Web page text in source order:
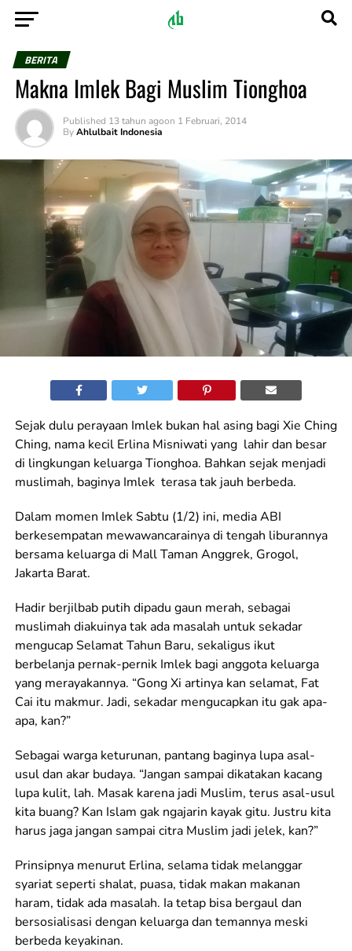
BERITA
Makna Imlek Bagi Muslim Tionghoa
Published 13 tahun agoon 1 Februari, 2014
By Ahlulbait Indonesia
Sejak dulu perayaan Imlek bukan hal asing bagi Xie Ching
Ching, nama kecil Erlina Misniwati yang lahir dan besar
di lingkungan keluarga Tionghoa. Bahkan sejak menjadi
muslimah, baginya Imlek terasa tak jauh berbeda.
Dalam momen Imlek Sabtu (1/2) ini, media ABI
berkesempatan mewawancarainya di tengah liburannya
bersama keluarga di Mall Taman Anggrek, Grogol,
Jakarta Barat.
Hadir berjilbab putih dipadu gaun merah, sebagai
muslimah diakuinya tak ada masalah untuk sekadar
mengucap Selamat Tahun Baru, sekaligus ikut
berbelanja pernak-pernik Imlek bagi anggota keluarga
yang merayakannya. “Gong Xi artinya kan selamat, Fat
Cai itu makmur. Jadi, sekadar mengucapkan itu gak apa-
apa, kan?”
Sebagai warga keturunan, pantang baginya lupa asal-
usul dan akar budaya. “Jangan sampai dikatakan kacang
lupa kulit, lah. Masak karena jadi Muslim, terus asal-usul
kita buang? Kan Islam gak ngajarin kayak gitu. Justru kita
harus jaga jangan sampai citra Muslim jadi jelek, kan?”
Prinsipnya menurut Erlina, selama tidak melanggar
syariat seperti shalat, puasa, tidak makan makanan
haram, tidak ada masalah. Ia tetap bisa bergaul dan
bersosialisasi dengan keluarga dan temannya meski
berbeda keyakinan.